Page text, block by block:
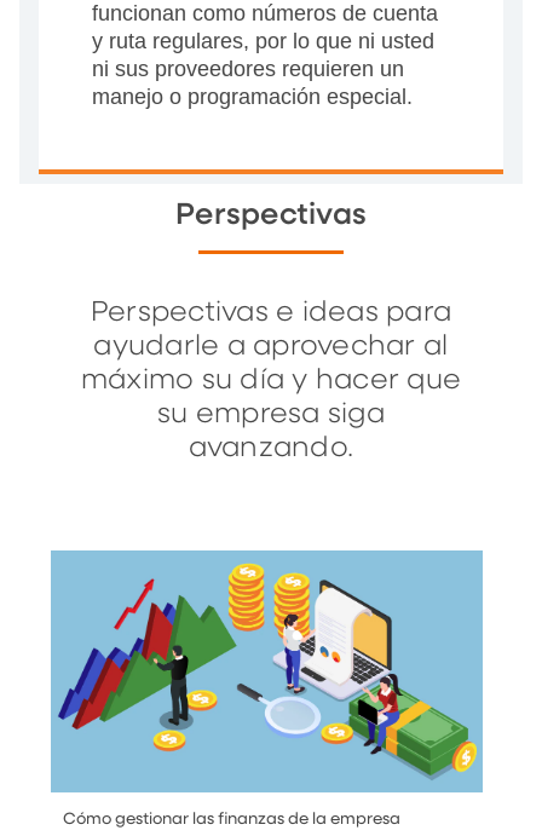
funcionan como números de cuenta
y ruta regulares, por lo que ni usted
ni sus proveedores requieren un
manejo o programación especial.
Perspectivas
Perspectivas e ideas para
ayudarle a aprovechar al
máximo su día y hacer que
su empresa siga
avanzando.
Cómo gestionar las finanzas de la empresa